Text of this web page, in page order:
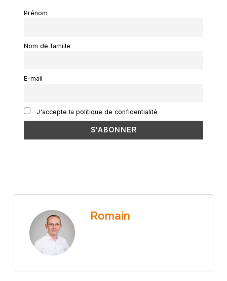
Prénom
Nom de famille
E-mail
J'accepte la politique de confidentialité
Romain